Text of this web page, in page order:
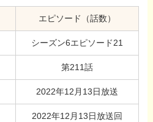
エピソード（話数）
シーズン6エピソード21
第211話
2022年12月13日放送
2022年12月13日放送回